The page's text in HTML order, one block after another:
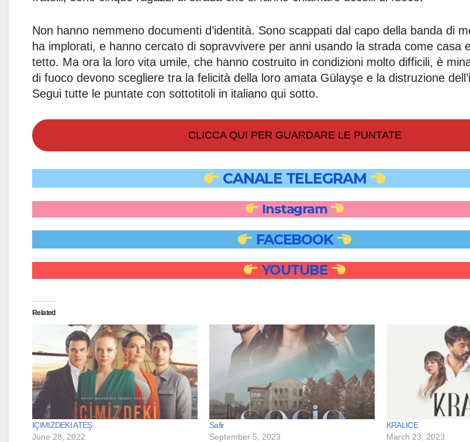
Non hanno nemmeno documenti d’identità. Sono scappati dal capo della banda di
ha implorati, e hanno cercato di sopravvivere per anni usando la strada come casa
tetto. Ma ora la loro vita umile, che hanno costruito in condizioni molto difficili, è
di fuoco devono scegliere tra la felicità della loro amata Gülayşe e la distruzione
Segui tutte le puntate con sottotitoli in italiano qui sotto.
CLICCA QUI PER GUARDARE LE PUNTATE
CANALE TELEGRAM
Instagram
FACEBOOK
YOUTUBE
Related
IÇIMIZDEKI ATEŞ
June 28, 2022
Safir
September 5, 2023
KRALICE
March 23, 2023